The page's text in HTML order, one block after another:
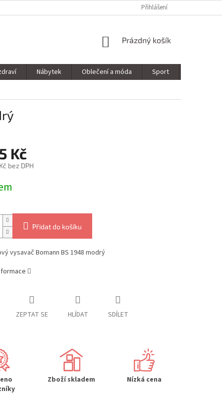
Přihlášení
NÁKUPNÍ
Prázdný košík
Nábytek Oblečení a móda Sport
Kč
bez DPH
Přidat do košíku
vysavač Bomann BS 1948 modrý
ZEPTAT SE HLÍDAT SDÍLET
Zboží skladem Nízká cena